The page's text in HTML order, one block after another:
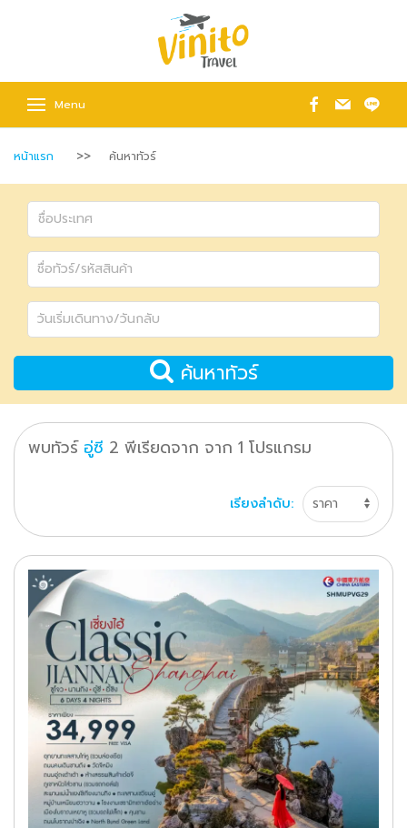
Menu
หน้าแรก ค้นหาทัวร์
ค้นหาทัวร์
พบทัวร์ อู่ซี 2 พีเรียดจาก จาก 1 โปรแกรม
เรียงลำดับ: